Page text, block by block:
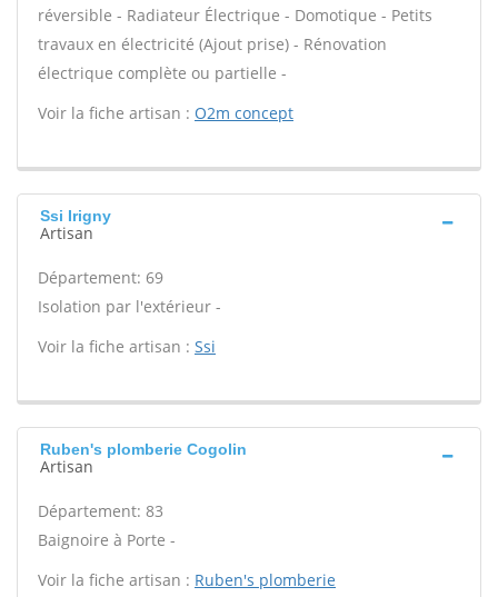
réversible - Radiateur Électrique - Domotique - Petits
travaux en électricité (Ajout prise) - Rénovation
électrique complète ou partielle -
Voir la fiche artisan : O2m concept
Ssi Irigny
Artisan
Département: 69
Isolation par l'extérieur -
Voir la fiche artisan : Ssi
Ruben's plomberie Cogolin
Artisan
Département: 83
Baignoire à Porte -
Voir la fiche artisan : Ruben's plomberie